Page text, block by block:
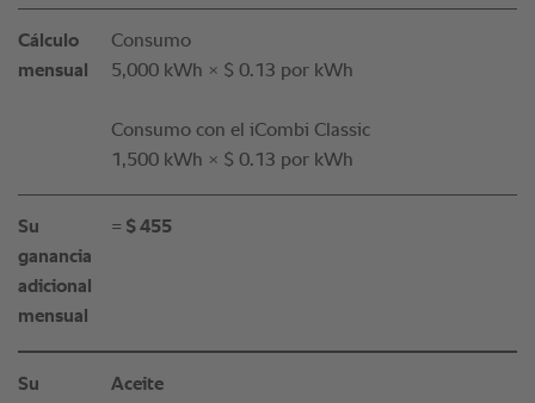
Cálculo
mensual
Consumo
5,000 kWh × $ 0.13 por kWh
Consumo con el iCombi Classic
1,500 kWh × $ 0.13 por kWh
Su
ganancia
adicional
mensual
= $ 455
Su Aceite